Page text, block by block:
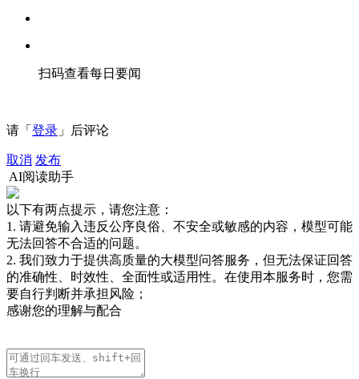
扫码查看每日要闻
请「 登录 」后评论
取消 发布
AI阅读助手
以下有两点提示，请您注意：
1. 请避免输入违反公序良俗、不安全或敏感的内容，模型可能
无法回答不合适的问题。
2. 我们致力于提供高质量的大模型问答服务，但无法保证回答
的准确性、时效性、全面性或适用性。在使用本服务时，您需
要自行判断并承担风险；
感谢您的理解与配合